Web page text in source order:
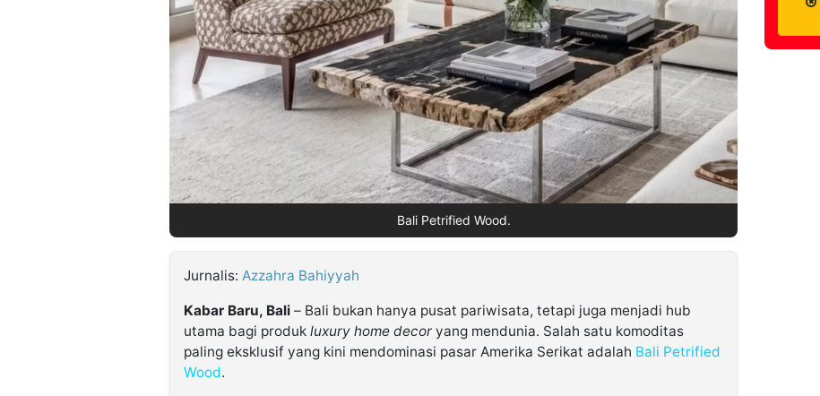
Bali Petrified Wood.
Jurnalis: Azzahra Bahiyyah
Kabar Baru, Bali – Bali bukan hanya pusat pariwisata, tetapi juga menjadi hub
utama bagi produk luxury home decor yang mendunia. Salah satu komoditas
paling eksklusif yang kini mendominasi pasar Amerika Serikat adalah Bali Petrified
Wood.